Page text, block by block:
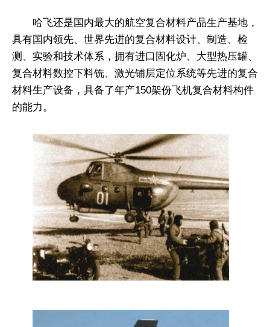
哈飞还是国内最大的航空复合材料产品生产基地，
具有国内领先、世界先进的复合材料设计、制造、检
测、实验和技术体系，拥有进口固化炉、大型热压罐、
复合材料数控下料铣、激光铺层定位系统等先进的复合
材料生产设备，具备了年产150架份飞机复合材料构件
的能力。